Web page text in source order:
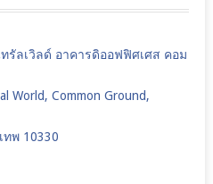
รัลเวิลด์ อาคารดิออฟฟิศเศส คอม
World, Common Ground,
พ 10330